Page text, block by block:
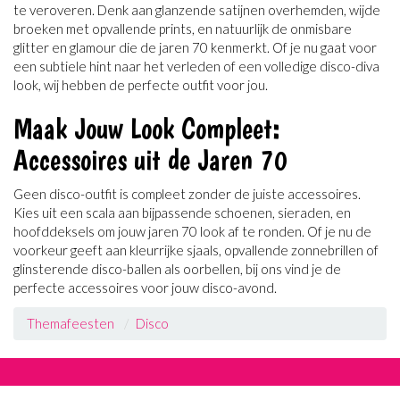
te veroveren. Denk aan glanzende satijnen overhemden, wijde
broeken met opvallende prints, en natuurlijk de onmisbare
glitter en glamour die de jaren 70 kenmerkt. Of je nu gaat voor
een subtiele hint naar het verleden of een volledige disco-diva
look, wij hebben de perfecte outfit voor jou.
Maak Jouw Look Compleet:
Accessoires uit de Jaren 70
Geen disco-outfit is compleet zonder de juiste accessoires.
Kies uit een scala aan bijpassende schoenen, sieraden, en
hoofddeksels om jouw jaren 70 look af te ronden. Of je nu de
voorkeur geeft aan kleurrijke sjaals, opvallende zonnebrillen of
glinsterende disco-ballen als oorbellen, bij ons vind je de
perfecte accessoires voor jouw disco-avond.
Themafeesten Disco